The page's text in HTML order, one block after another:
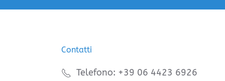
Contatti
Telefono: +39 06 4423 6926